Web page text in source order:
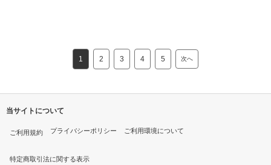
1 2 3 4 5 次へ
当サイトについて
ご利用規約 プライバシーポリシー ご利用環境について
特定商取引法に関する表示